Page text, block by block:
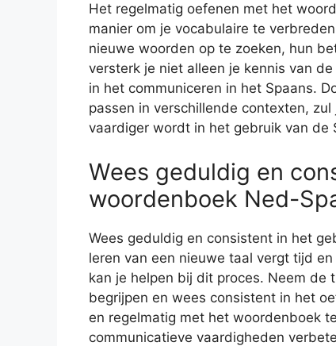
Het regelmatig oefenen met het
manier om je vocabulaire te
nieuwe woorden op te zoeken, hun
versterk je niet alleen je kennis van
in het communiceren in het Spaans.
passen in verschillende contexten,
vaardiger wordt in het gebruik van de
Wees geduldig en
woordenboek Ned-
Wees geduldig en consistent in het
leren van een nieuwe taal vergt tijd
kan je helpen bij dit proces. Neem
begrijpen en wees consistent in het
en regelmatig met het woordenboek
communicatieve vaardigheden